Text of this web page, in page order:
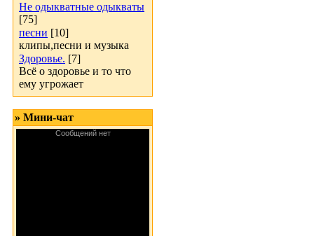
Не одыкватные одыкваты
[75]
песни [10]
клипы,песни и музыка
Здоровье. [7]
Всё о здоровье и то что
ему угрожает
» Мини-чат